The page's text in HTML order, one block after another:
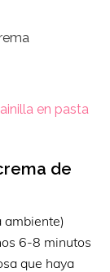
en pasta
de
6-8 minutos
que haya